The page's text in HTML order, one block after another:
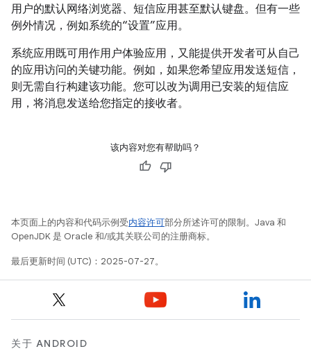
用户的默认网络浏览器、短信应用甚至默认键盘。但有一些
例外情况，例如系统的“设置”应用。
系统应用既可用作用户体验应用，又能提供开发者可从自己
的应用访问的关键功能。例如，如果您希望应用发送短信，
则无需自行构建该功能。您可以改为调用已安装的短信应
用，将消息发送给您指定的接收者。
该内容对您有帮助吗？
本页面上的内容和代码示例受内容许可部分所述许可的限制。Java 和
OpenJDK 是 Oracle 和/或其关联公司的注册商标。
最后更新时间 (UTC)：2025-07-27。
关于 ANDROID